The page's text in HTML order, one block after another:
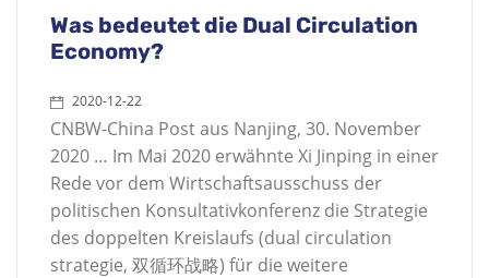
Was bedeutet die Dual Circulation
Economy?
2020-12-22
CNBW-China Post aus Nanjing, 30. November
2020 … Im Mai 2020 erwähnte Xi Jinping in einer
Rede vor dem Wirtschaftsausschuss der
politischen Konsultativkonferenz die Strategie
des doppelten Kreislaufs (dual circulation
strategie, 双循环战略) für die weitere